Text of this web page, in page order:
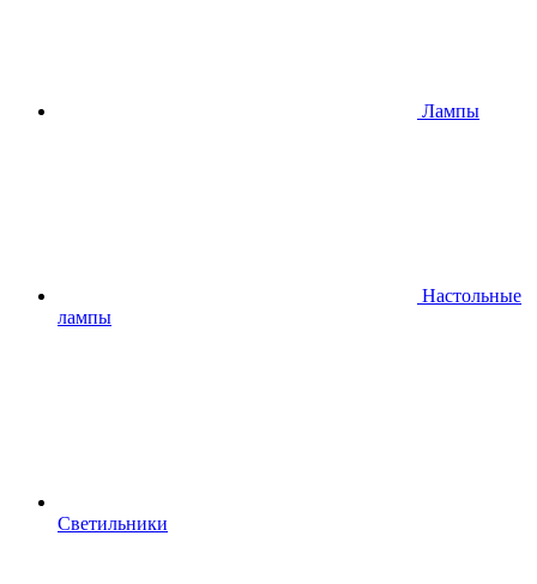
Лампы
Настольные
лампы
Светильники